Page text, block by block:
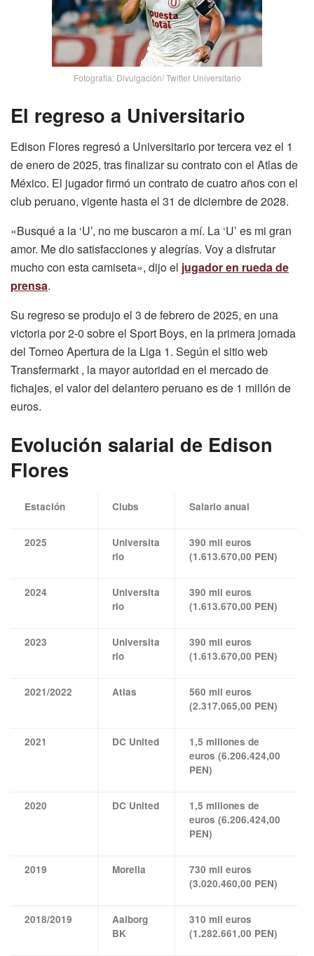
Fotografia: Divulgación/ Twitter Universitario
El regreso a Universitario
Edison Flores regresó a Universitario por tercera vez el 1
de enero de 2025, tras finalizar su contrato con el Atlas de
México. El jugador firmó un contrato de cuatro años con el
club peruano, vigente hasta el 31 de diciembre de 2028.
«Busqué a la ‘U’, no me buscaron a mí. La ‘U’ es mi gran
amor. Me dio satisfacciones y alegrías. Voy a disfrutar
mucho con esta camiseta», dijo el jugador en rueda de
prensa.
Su regreso se produjo el 3 de febrero de 2025, en una
victoria por 2-0 sobre el Sport Boys, en la primera jornada
del Torneo Apertura de la Liga 1. Según el sitio web
Transfermarkt , la mayor autoridad en el mercado de
fichajes, el valor del delantero peruano es de 1 millón de
euros.
Evolución salarial de Edison
Flores
Estación Clubs Salario anual
2025
Universita
rio
390 mil euros
(1.613.670,00 PEN)
2024
Universita
rio
390 mil euros
(1.613.670,00 PEN)
2023
Universita
rio
390 mil euros
(1.613.670,00 PEN)
2021/2022 Atlas
560 mil euros
(2.317.065,00 PEN)
2021 DC United
1,5 millones de
euros (6.206.424,00
PEN)
2020 DC United
1,5 millones de
euros (6.206.424,00
PEN)
2019 Morelia
730 mil euros
(3.020.460,00 PEN)
2018/2019
Aalborg
BK
310 mil euros
(1.282.661,00 PEN)